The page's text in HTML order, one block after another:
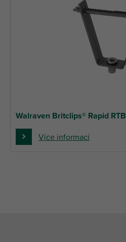
Walraven Britclips® Rapid RTB
Více informací